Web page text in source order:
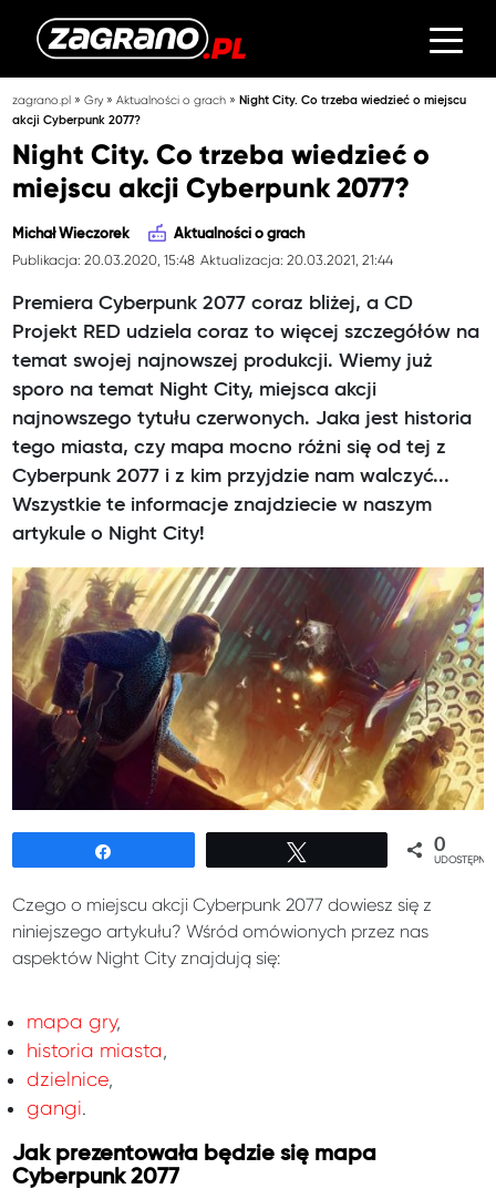
zagrano.pl »Gry»Aktualności o grach »Night City. Co trzeba wiedzieć o miejscu
akcji Cyberpunk 2077?
Night City. Co trzeba wiedzieć o
miejscu akcji Cyberpunk 2077?
Michał Wieczorek Aktualności o grach
Publikacja: 20.03.2020, 15:48 Aktualizacja: 20.03.2021, 21:44
Premiera Cyberpunk 2077 coraz bliżej, a CD
Projekt RED udziela coraz to więcej szczegółów na
temat swojej najnowszej produkcji. Wiemy już
sporo na temat Night City, miejsca akcji
najnowszego tytułu czerwonych. Jaka jest historia
tego miasta, czy mapa mocno różni się od tej z
Cyberpunk 2077 i z kim przyjdzie nam walczyć...
Wszystkie te informacje znajdziecie w naszym
artykule o Night City!
0
Czego o miejscu akcji Cyberpunk 2077 dowiesz się z
niniejszego artykułu? Wśród omówionych przez nas
aspektów Night City znajdują się:
mapa gry,
historia miasta,
dzielnice,
gangi.
Jak prezentowała będzie się mapa
Cyberpunk 2077